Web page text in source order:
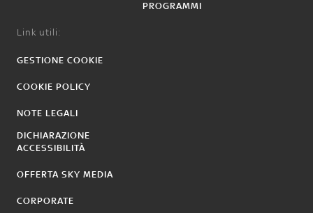
PROGRAMMI
Link utili:
GESTIONE COOKIE
COOKIE POLICY
NOTE LEGALI
DICHIARAZIONE
ACCESSIBILITÀ
OFFERTA SKY MEDIA
CORPORATE